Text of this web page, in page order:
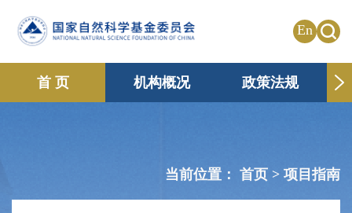
En
首 页 机构概况 政策法规
当前位置： 首页 > 项目指南